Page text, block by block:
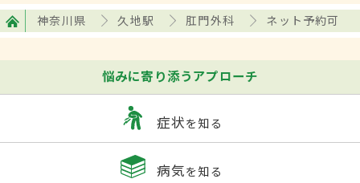
神奈川県 久地駅 肛門外科 ネット予約可
悩みに寄り添うアプローチ
症状を知る
病気を知る